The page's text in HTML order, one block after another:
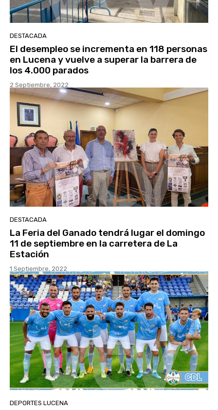
DESTACADA
El desempleo se incrementa en 118 personas
en Lucena y vuelve a superar la barrera de
los 4.000 parados
2 Septiembre, 2022
DESTACADA
La Feria del Ganado tendrá lugar el domingo
11 de septiembre en la carretera de La
Estación
1 Septiembre, 2022
DEPORTES LUCENA